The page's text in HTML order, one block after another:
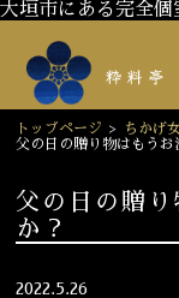
大垣市にある完全
トップページ > ちかげ
父の日の贈り物はもうお
父の日の贈
か？
2022.5.26
スタッフ紹介
季節のお料理
お飲み物